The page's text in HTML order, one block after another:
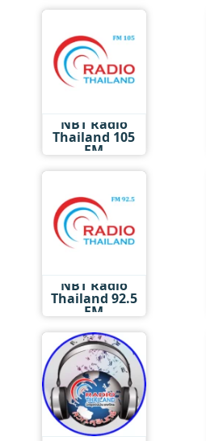
NBT Radio
Thailand 105
FM
NBT Radio
Thailand 92.5
FM